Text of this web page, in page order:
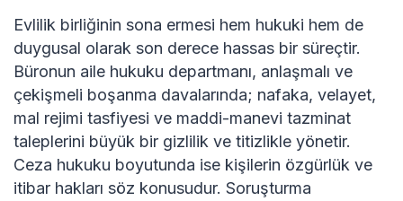
Evlilik birliğinin sona ermesi hem hukuki hem de
duygusal olarak son derece hassas bir süreçtir.
Büronun aile hukuku departmanı, anlaşmalı ve
çekişmeli boşanma davalarında; nafaka, velayet,
mal rejimi tasfiyesi ve maddi-manevi tazminat
taleplerini büyük bir gizlilik ve titizlikle yönetir.
Ceza hukuku boyutunda ise kişilerin özgürlük ve
itibar hakları söz konusudur. Soruşturma